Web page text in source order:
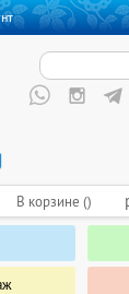
В корзине ()